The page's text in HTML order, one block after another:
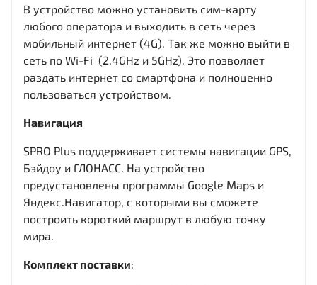
В устройство можно установить сим-карту
любого оператора и выходить в сеть через
мобильный интернет (4G). Так же можно выйти в
сеть по Wi-Fi (2.4GHz и 5GHz). Это позволяет
раздать интернет со смартфона и полноценно
пользоваться устройством.
Навигация
SPRO Plus поддерживает системы навигации GPS,
Бэйдоу и ГЛОНАСС. На устройство
предустановлены программы Google Maps и
Яндекс.Навигатор, с которыми вы сможете
построить короткий маршрут в любую точку
мира.
Комплект поставки: